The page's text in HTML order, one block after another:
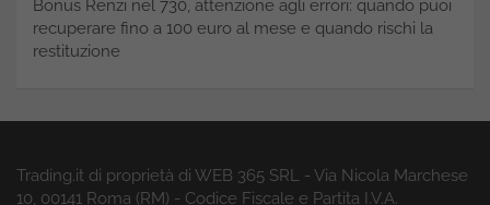
Bonus Renzi nel 730, attenzione agli errori: quando puoi
recuperare fino a 100 euro al mese e quando rischi la
restituzione
Trading.it di proprietà di WEB 365 SRL - Via Nicola Marchese
10, 00141 Roma (RM) - Codice Fiscale e Partita I.V.A.